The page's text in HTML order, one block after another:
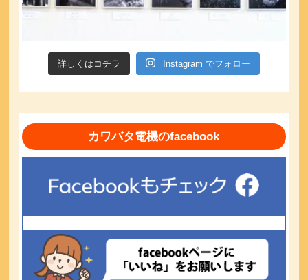
詳しくはコチラ Instagram でフォロー
カワバタ電機のfacebook